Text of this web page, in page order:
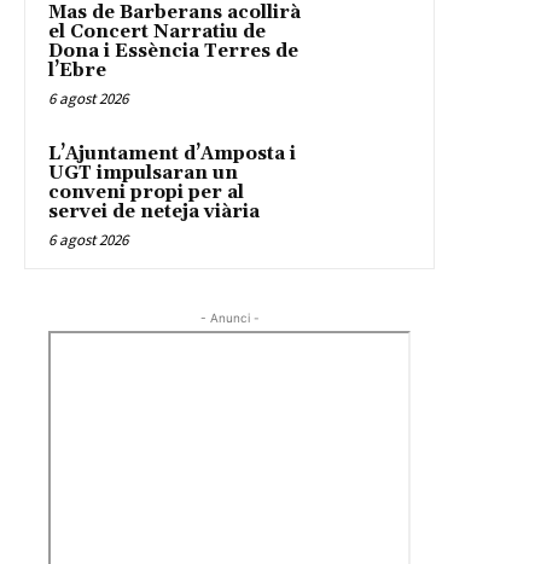
Mas de Barberans acollirà
el Concert Narratiu de
Dona i Essència Terres de
l’Ebre
6 agost 2026
L’Ajuntament d’Amposta i
UGT impulsaran un
conveni propi per al
servei de neteja viària
6 agost 2026
- Anunci -